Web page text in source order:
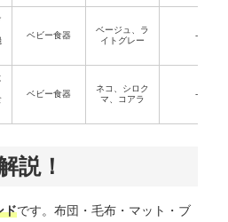
ベビー食器
ベージュ、ラ
イトグレー
-
ベビー食器
ネコ、シロク
マ、コアラ
-
説！
ドです。布団・毛布・マット・ブ